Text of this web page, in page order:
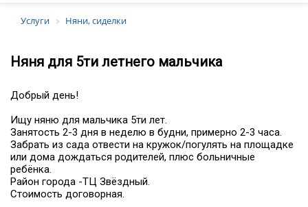
Услуги Няни, сиделки
Няня для 5ти летнего мальчика
Добрый день!
Ищу няню для мальчика 5ти лет.
Занятость 2-3 дня в неделю в будни, примерно 2-3 часа.
Забрать из сада отвести на кружок/погулять на площадке
или дома дождаться родителей, плюс больничные
ребёнка.
Район города -ТЦ Звёздный.
Стоимость договорная.